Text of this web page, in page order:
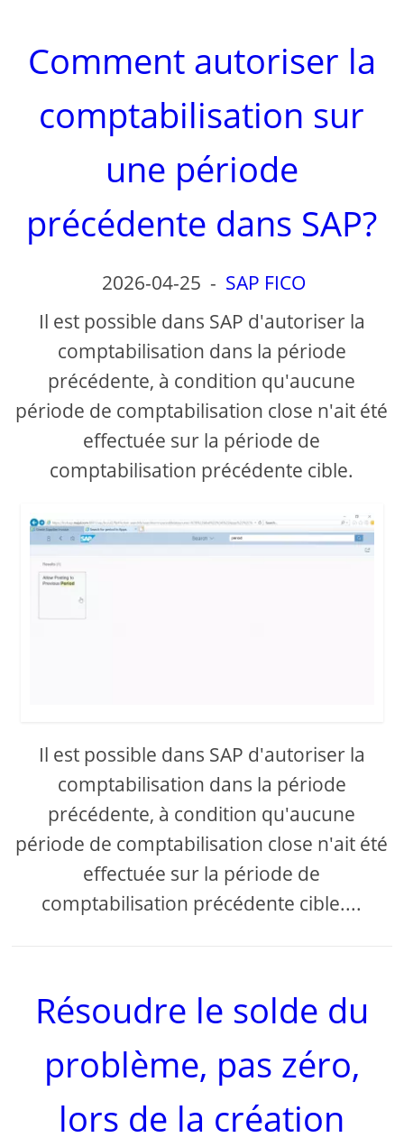
Comment autoriser la
comptabilisation sur
une période
précédente dans SAP?
2026-04-25 - SAP FICO
Il est possible dans SAP d'autoriser la
comptabilisation dans la période
précédente, à condition qu'aucune
période de comptabilisation close n'ait été
effectuée sur la période de
comptabilisation précédente cible.
Il est possible dans SAP d'autoriser la
comptabilisation dans la période
précédente, à condition qu'aucune
période de comptabilisation close n'ait été
effectuée sur la période de
comptabilisation précédente cible....
Résoudre le solde du
problème, pas zéro,
lors de la création